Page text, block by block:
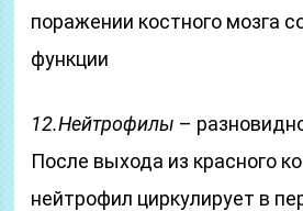
поражении костного мозга
функции
12.Нейтрофилы –
После выхода из красного
нейтрофил циркулирует в